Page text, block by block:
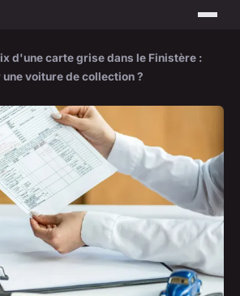
d'une carte grise dans le Finistère :
voiture de collection ?